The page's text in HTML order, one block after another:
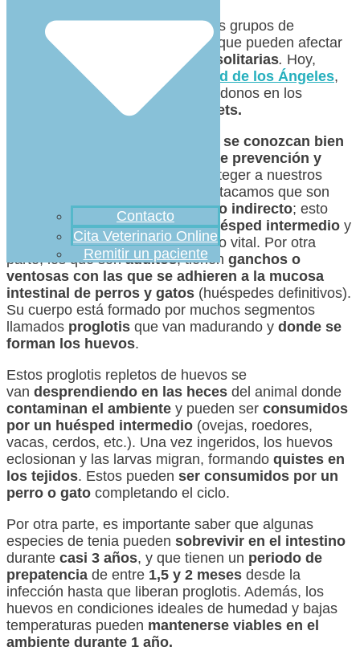
Contacto
Cita Veterinario Online
Remitir un paciente
Para el que no lo sepa, uno de los grupos de
endoparásitos más relevantes que pueden afectar
a las mascotas son las
tenias o solitarias. Hoy,
Clínica Veterinaria Ciudad de los Ángeles,
queremos hablaros de ello basándonos en los
de la marca
LabianaPets.
se conozcan bien
para implementar estrategias de prevención y
adecuados para proteger a nuestros
animales. Como primer dato, destacamos que son
endoparásitosobligados de ciclo indirecto; esto
quiere decir que presentan unhuésped intermedio y
huésped definitivoen su ciclo vital. Por otra
parte, los que sonadultos, tienen ganchos o
ventosas con las que se adhieren a la mucosa
intestinal de perros y gatos (huéspedes definitivos).
Su cuerpo está formado por muchos segmentos
llamados proglotis que van madurando y donde se
forman los huevos.
Estos proglotis repletos de huevos se
van desprendiendo en las heces del animal donde
contaminan el ambiente y pueden ser consumidos
por un huésped intermedio (ovejas, roedores,
vacas, cerdos, etc.). Una vez ingeridos, los huevos
eclosionan y las larvas migran, formando quistes en
los tejidos. Estos pueden ser consumidos por un
perro o gato completando el ciclo.
Por otra parte, es importante saber que algunas
especies de tenia pueden sobrevivir en el intestino
durante casi 3 años, y que tienen un periodo de
prepatencia de entre 1,5 y 2 meses desde la
infección hasta que liberan proglotis. Además, los
huevos en condiciones ideales de humedad y bajas
temperaturas pueden mantenerse viables en el
ambiente durante 1 año.